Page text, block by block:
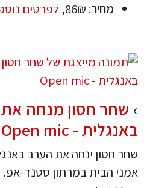
מחיר: 86₪, לפרטים
שחר חסון מנחה
באנגלית - Open mic
שחר חסון ינחה את הערב
אמני הבית במרתון סטנד-